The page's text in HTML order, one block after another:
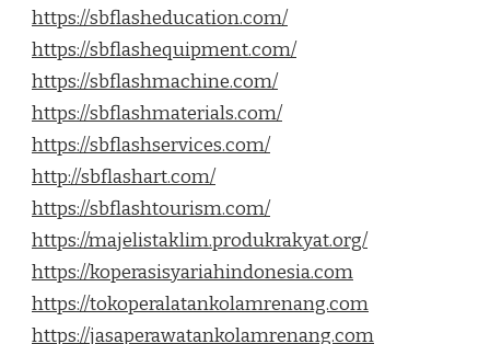
https://sbflasheducation.com/
https://sbflashequipment.com/
https://sbflashmachine.com/
https://sbflashmaterials.com/
https://sbflashservices.com/
http://sbflashart.com/
https://sbflashtourism.com/
https://majelistaklim.produkrakyat.org/
https://koperasisyariahindonesia.com
https://tokoperalatankolamrenang.com
https://jasaperawatankolamrenang.com